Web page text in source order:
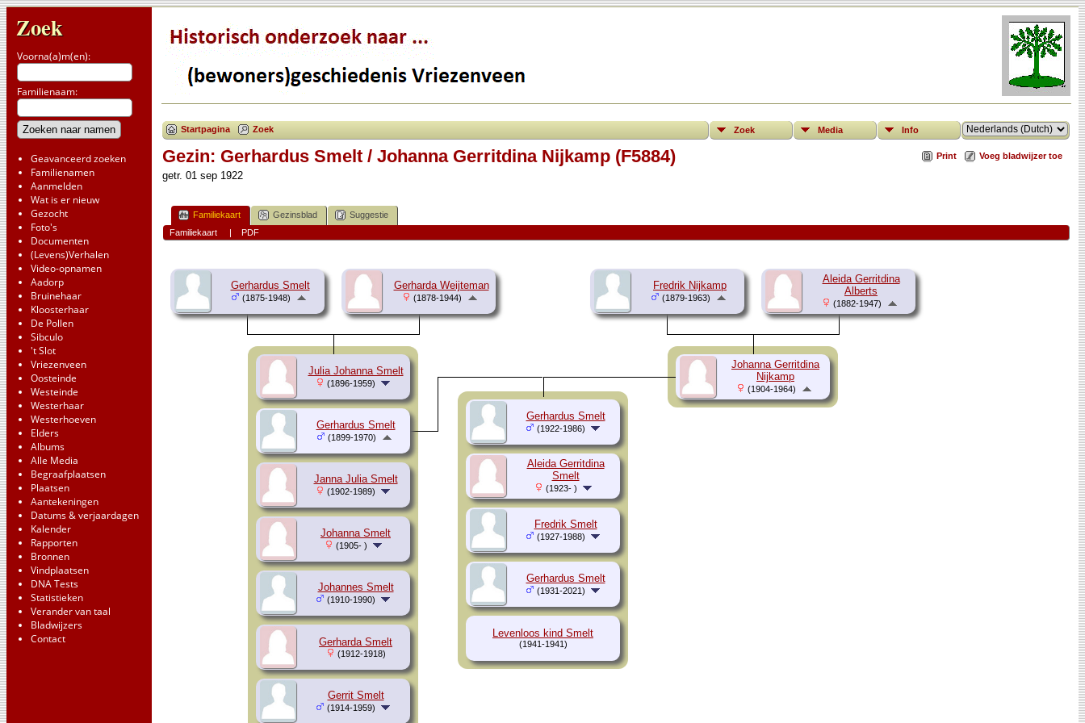
Zoek
Voorna(a)m(en):
Familienaam:
Geavanceerd zoeken
Familienamen
Aanmelden
Wat is er nieuw
Gezocht
Foto's
Documenten
(Levens)Verhalen
Video-opnamen
Aadorp
Bruinehaar
Kloosterhaar
De Pollen
Sibculo
't Slot
Vriezenveen
Oosteinde
Westeinde
Westerhaar
Westerhoeven
Elders
Albums
Alle Media
Begraafplaatsen
Plaatsen
Aantekeningen
Datums & verjaardagen
Kalender
Rapporten
Bronnen
Vindplaatsen
DNA Tests
Statistieken
Verander van taal
Bladwijzers
Contact
Startpagina Zoek Zoek Media Info
Print Voeg bladwijzer toe
Gezin: Gerhardus Smelt / Johanna Gerritdina Nijkamp (F5884)
getr. 01 sep 1922
Familiekaart Gezinsblad
Suggestie
Familiekaart
| PDF
Gerhardus Smelt
(1875-1948)
Gerharda Weijteman
(1878-1944)
Julia Johanna Smelt
(1896-1959)
Janna Julia Smelt
(1902-1989)
Johanna Smelt
(1905- )
Johannes Smelt
(1910-1990)
Gerharda Smelt
(1912-1918)
Gerrit Smelt
(1914-1959)
Fredrik Nijkamp
(1879-1963)
Aleida Gerritdina
Alberts
(1882-1947)
Gerhardus Smelt
(1899-1970)
Johanna Gerritdina
Nijkamp
(1904-1964)
Gerhardus Smelt
(1922-1986)
Aleida Gerritdina
Smelt
(1923- )
Fredrik Smelt
(1927-1988)
Gerhardus Smelt
(1931-2021)
Levenloos kind Smelt
(1941-1941)